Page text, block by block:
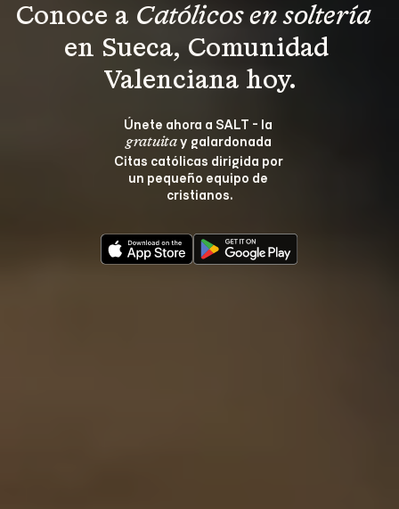
Conoce a Católicos en soltería
en Sueca, Comunidad
Valenciana hoy.
Únete ahora a SALT - la
gratuita y galardonada
Citas católicas dirigida por
un pequeño equipo de
cristianos.